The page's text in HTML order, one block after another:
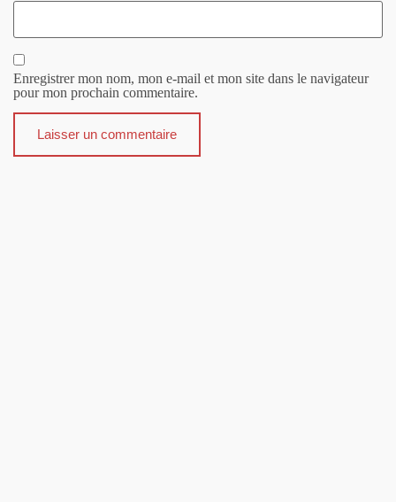
Enregistrer mon nom, mon e-mail et mon site dans le navigateur
pour mon prochain commentaire.